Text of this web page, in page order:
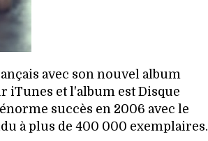
avec son nouvel album
iTunes et l'album est Disque
succès en 2006 avec le
à plus de 400 000 exemplaires.